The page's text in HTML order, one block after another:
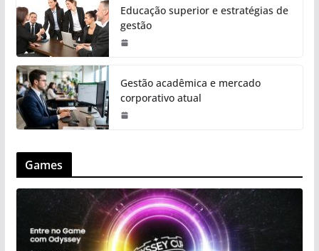
Educação superior e estratégias de
gestão
Gestão acadêmica e mercado
corporativo atual
Games